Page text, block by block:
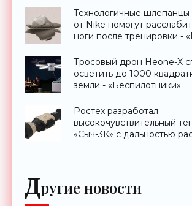
Технологичные шлепанцы
от Nike помогут
ноги после тренировки -
Тросовый дрон Heone-X
осветить до 1000
земли - «Беспилотники»
Ростех разработал
высокочувствительный
«Сыч-3К» с дальностью
Другие новости